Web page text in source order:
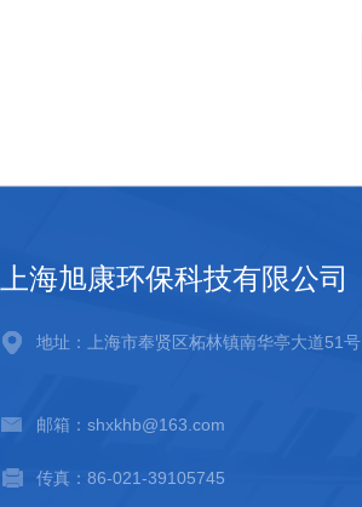
上海旭康环保科技有限公司
地址：上海市奉贤区柘林镇南华亭大道51号
邮箱：shxkhb@163.com
传真：86-021-39105745